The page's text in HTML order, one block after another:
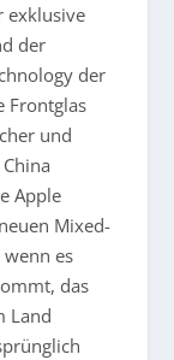
exklusive
der
der
Frontglas
und
Apple
Mixed-
wenn es
das
Land